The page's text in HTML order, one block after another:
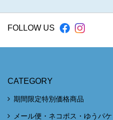
FOLLOW US
CATEGORY
期間限定特別価格商品
メール便・ネコポス・ゆうパ